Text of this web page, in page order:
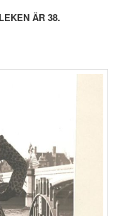
ÄR 38.